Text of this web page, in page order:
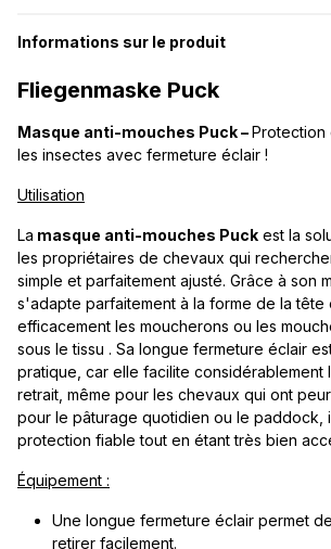
Informations sur le produit
Fliegenmaske Puck
Masque anti-mouches Puck –Protection
les insectes avec fermeture éclair !
Utilisation
La masque anti-mouches Puck est la
les propriétaires de chevaux qui
simple et parfaitement ajusté. Grâce à son
s'adapte parfaitement à la forme de la tête
efficacement les moucherons ou les
sous le tissu . Sa longue fermeture éclair
pratique, car elle facilite considérablement
retrait, même pour les chevaux qui ont
pour le pâturage quotidien ou le paddock,
protection fiable tout en étant très bien
Équipement :
Une longue fermeture éclair permet
retirer facilement.